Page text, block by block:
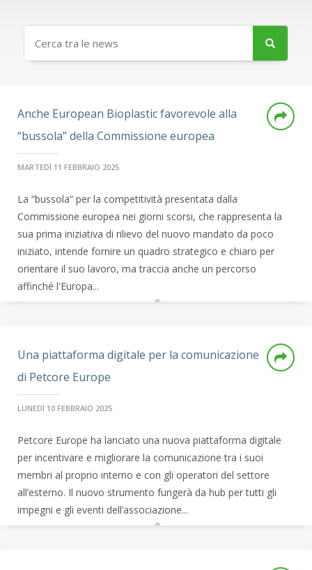
Anche European Bioplastic favorevole alla
“bussola” della Commissione europea
MARTEDÌ 11 FEBBRAIO 2025
La “bussola” per la competitività presentata dalla
Commissione europea nei giorni scorsi, che rappresenta la
sua prima iniziativa di rilievo del nuovo mandato da poco
iniziato, intende fornire un quadro strategico e chiaro per
orientare il suo lavoro, ma traccia anche un percorso
affinché l'Europa...
Una piattaforma digitale per la comunicazione
di Petcore Europe
LUNEDÌ 10 FEBBRAIO 2025
Petcore Europe ha lanciato una nuova piattaforma digitale
per incentivare e migliorare la comunicazione tra i suoi
membri al proprio interno e con gli operatori del settore
all’esterno. Il nuovo strumento fungerà da hub per tutti gli
impegni e gli eventi dell’associazione...